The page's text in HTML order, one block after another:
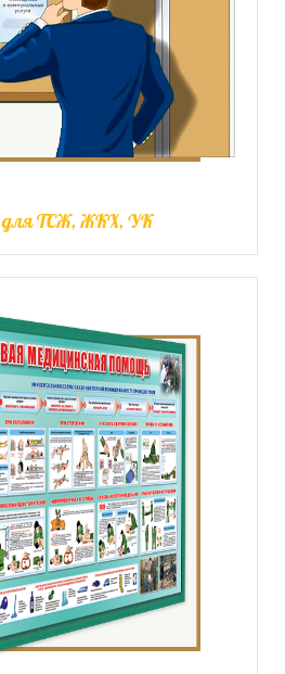
ТСЖ, ЖКХ, УК